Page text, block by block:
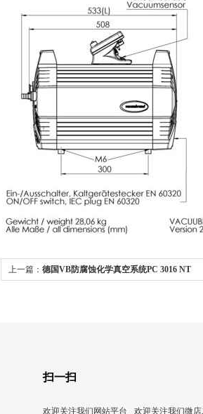
上一篇： 德国VB防腐蚀化学真空系统PC 3016 NT
扫一扫
欢迎关注我们网站平台 欢迎关注我们微